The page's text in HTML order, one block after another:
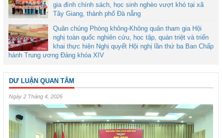
gia đình chính sách, học sinh nghèo vượt khó tại xã
Tây Giang, thành phố Đà nẵng
Quân chủng Phòng không-Không quân tham gia Hội
nghị toàn quốc nghiên cứu, học tập, quán triệt và triển
khai thực hiện Nghị quyết Hội nghị lần thứ ba Ban Chấp
hành Trung ương Đảng khóa XIV
DƯ LUẬN QUAN TÂM
Ngày 2 Tháng 4, 2026